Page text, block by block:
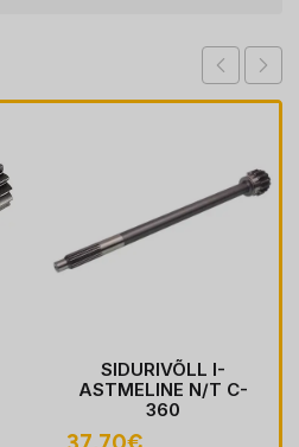
SIDURIVÕLL I-
ASTMELINE N/T C-
360